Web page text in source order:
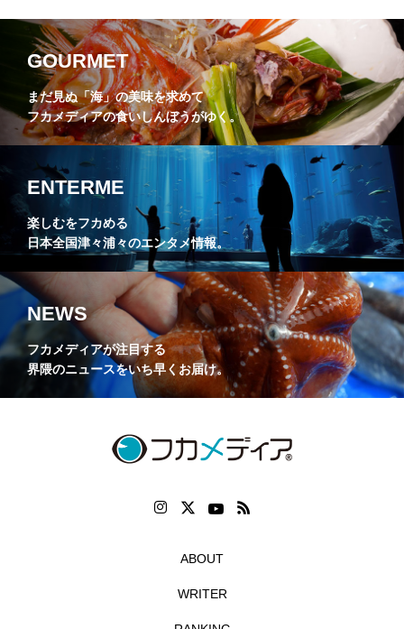
GOURMET
まだ見ぬ「海」の美味を求めて
フカメディアの食いしんぼうがゆく。
ENTERME
楽しむをフカめる
日本全国津々浦々のエンタメ情報。
NEWS
フカメディアが注目する
界隈のニュースをいち早くお届け。
ABOUT
WRITER